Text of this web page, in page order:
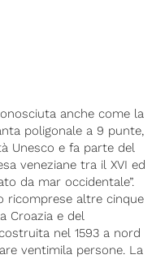
anche come la
poligonale a 9 punte,
Unesco e fa parte del
veneziane tra il XVI ed
da mar occidentale”.
ricomprese altre cinque
Croazia e del
nel 1593 a nord
ventimila persone. La